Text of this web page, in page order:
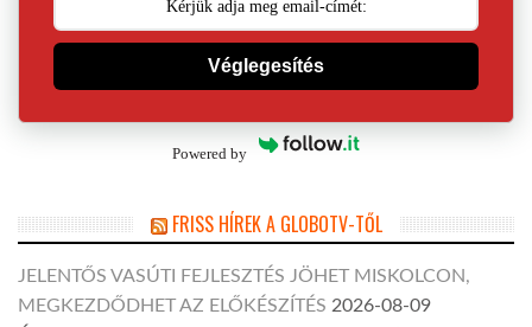
Véglegesítés
Powered by
FRISS HÍREK A GLOBOTV-TŐL
JELENTŐS VASÚTI FEJLESZTÉS JÖHET MISKOLCON,
MEGKEZDŐDHET AZ ELŐKÉSZÍTÉS 2026-08-09